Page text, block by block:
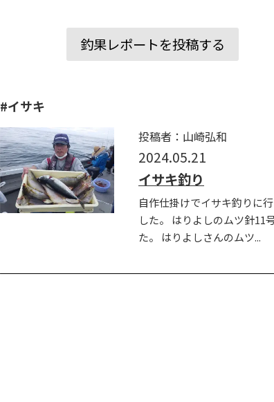
釣果レポートを投稿する
#イサキ
投稿者：山崎弘和
2024.05.21
イサキ釣り
自作仕掛けでイサキ釣りに
した。 はりよしのムツ針11
た。 はりよしさんのムツ...